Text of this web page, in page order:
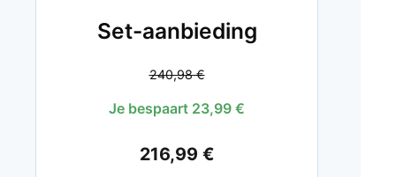
Set-aanbieding
240,98 €
Je bespaart 23,99 €
216,99 €